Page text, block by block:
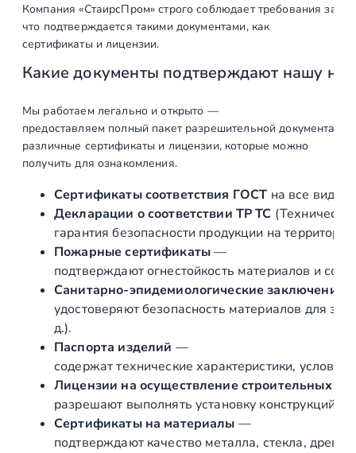
а
р
а
О
р
а
ж
д
Компания «СтаирсПром» строго соблюдает требования
что подтверждается такими документами, как
сертификаты и лицензии.
Какие документы подтверждают нашу
Мы работаем легально и открыто —
предоставляем полный пакет разрешительной
различные сертификаты и лицензии, которые можно
получить для ознакомления.
Сертификаты соответствия ГОСТ на все виды
Декларации о соответствии ТР ТС
гарантия безопасности продукции на
Пожарные сертификаты—
подтверждают огнестойкость материалов и
Санитарно‑эпидемиологические заключения
удостоверяют безопасность материалов для
д.).
Паспорта изделий —
содержат технические характеристики,
Лицензии на осуществление строительных и
разрешают выполнять установку конструкций
Сертификаты на материалы —
подтверждают качество металла, стекла,